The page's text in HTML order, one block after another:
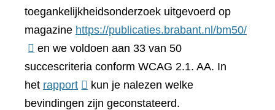
toegankelijkheidsonderzoek uitgevoerd op
magazine https://publicaties.brabant.nl/bm50/
en we voldoen aan 33 van 50
succescriteria conform WCAG 2.1. AA. In
het rapport(verwijst
naar
kun je nalezen welke
bevindingen zijn geconstateerd.